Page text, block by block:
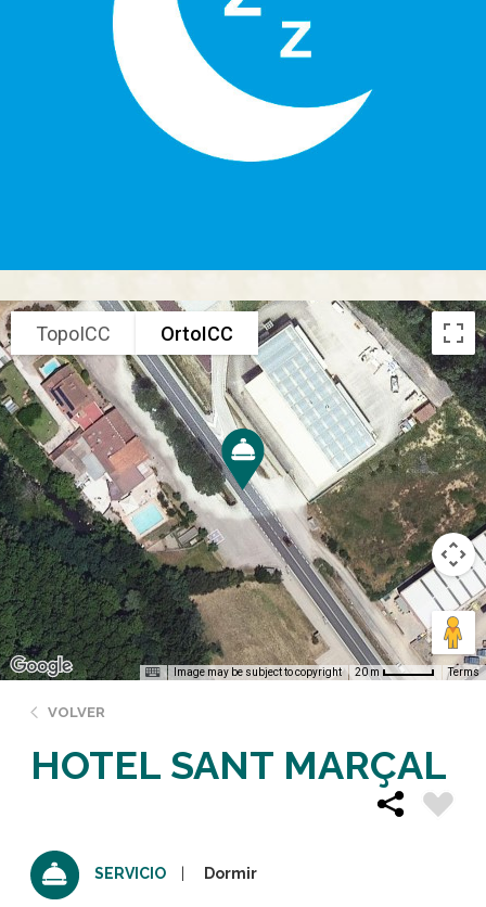
TopoICC OrtoICC
Image may be subject to copyright 20 m Terms
VOLVER
HOTEL SANT MARÇAL
SERVICIO Dormir